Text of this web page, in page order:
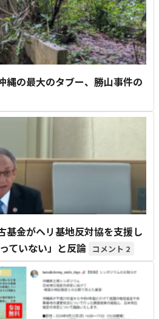
縄の最大のタブー、勝山事件の
基金がヘリ基地反対協を支援し
ていない」と反論
2